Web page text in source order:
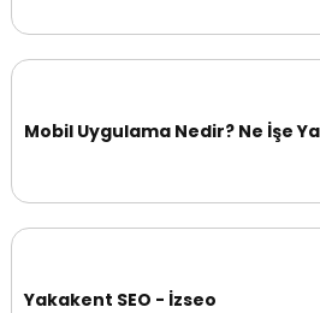
Mobil Uygulama Nedir? Ne İşe
Yakakent SEO - İzseo